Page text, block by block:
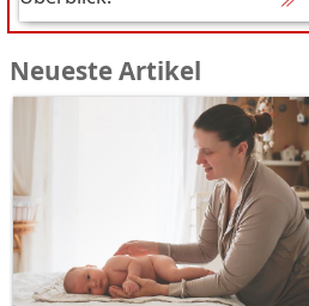
Neueste Artikel